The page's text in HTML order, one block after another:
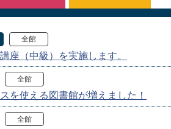
全館
座（中級）を実施します。
全館
を使える図書館が増えました！
全館